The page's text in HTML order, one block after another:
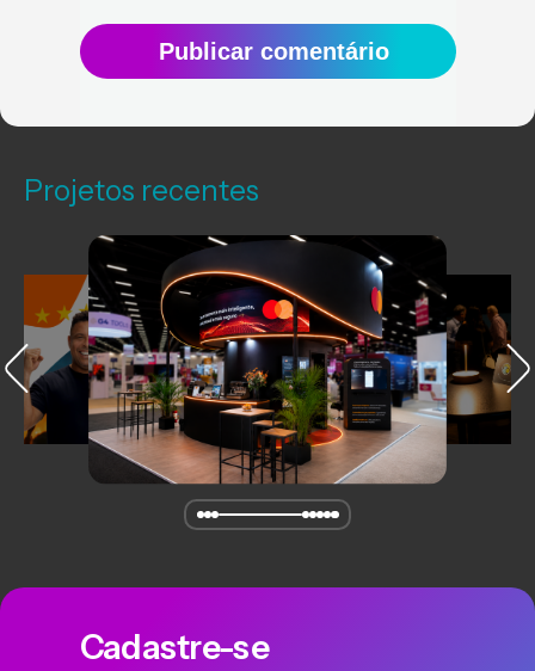
Publicar comentário
Cadastre-se
Projetos recentes